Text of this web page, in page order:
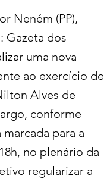
Neném (PP),
Gazeta dos
uma nova
ao exercício de
Alves de
conforme
para a
no plenário da
regularizar a